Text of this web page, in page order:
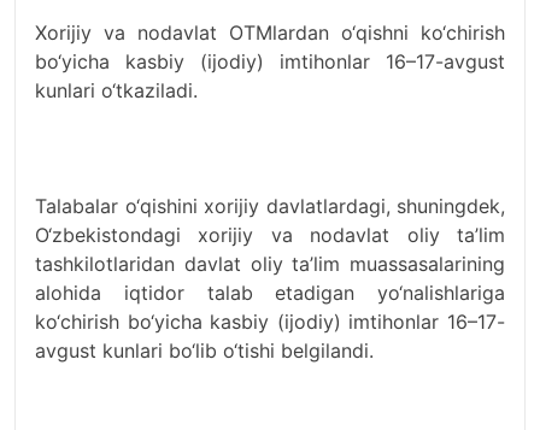
Xorijiy va nodavlat OTMlardan o‘qishni ko‘chirish
bo‘yicha kasbiy (ijodiy) imtihonlar 16–17-avgust
kunlari o‘tkaziladi.
Talabalar o‘qishini xorijiy davlatlardagi, shuningdek,
O‘zbekistondagi xorijiy va nodavlat oliy ta’lim
tashkilotlaridan davlat oliy ta’lim muassasalarining
alohida iqtidor talab etadigan yo‘nalishlariga
ko‘chirish bo‘yicha kasbiy (ijodiy) imtihonlar 16–17-
avgust kunlari bo‘lib o‘tishi belgilandi.